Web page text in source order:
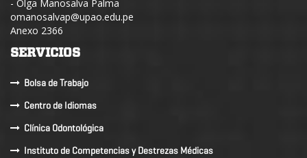
- Olga Manosalva Palma
omanosalvap@upao.edu.pe
Anexo 2366
SERVICIOS
Bolsa de Trabajo
Centro de Idiomas
Clínica Odontológica
Instituto de Competencias y Destrezas Médicas